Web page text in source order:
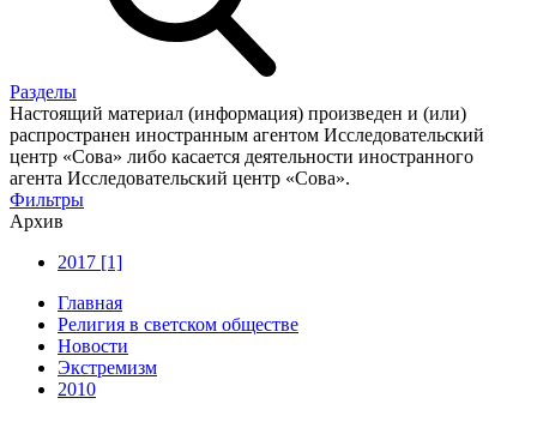
Разделы
Настоящий материал (информация) произведен и (или)
распространен иностранным агентом Исследовательский
центр «Сова» либо касается деятельности иностранного
агента Исследовательский центр «Сова».
Фильтры
Архив
2017 [1]
Главная
Религия в светском обществе
Новости
Экстремизм
2010